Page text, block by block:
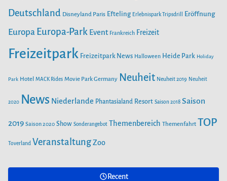
NEUE ACHTERBAHN „VOLTRON NEVERA POWERED BY RIMAC“
SAISONSTART IM PLAYMOBIL-FUNPARK
SCHADEN
o
r
m
e
Deutschland Disneyland Paris Efteling Erlebnispark Tripsdrill Eröffnung
Europa Europa-Park Event Frankreich Freizeit
Freizeitpark Freizeitpark News Halloween Heide Park Holiday
Park Hotel MACK Rides Movie Park Germany Neuheit Neuheit 2019 Neuheit
2020 News Niederlande Phantasialand Resort Saison 2018 Saison
2019 Saison 2020 Show Sonderangebot Themenbereich Themenfahrt TOP
Toverland VeranstaltungZoo
Recent